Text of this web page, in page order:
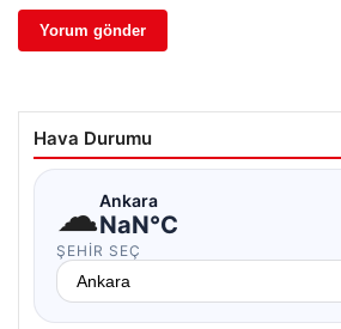
Hava Durumu
☁Ankara
NaN°C
ŞEHIR SEÇ